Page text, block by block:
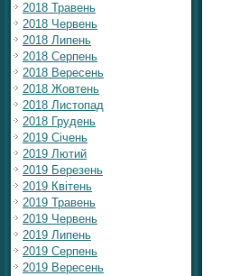
2018 Травень
2018 Червень
2018 Липень
2018 Серпень
2018 Вересень
2018 Жовтень
2018 Листопад
2018 Грудень
2019 Січень
2019 Лютий
2019 Березень
2019 Квітень
2019 Травень
2019 Червень
2019 Липень
2019 Серпень
2019 Вересень